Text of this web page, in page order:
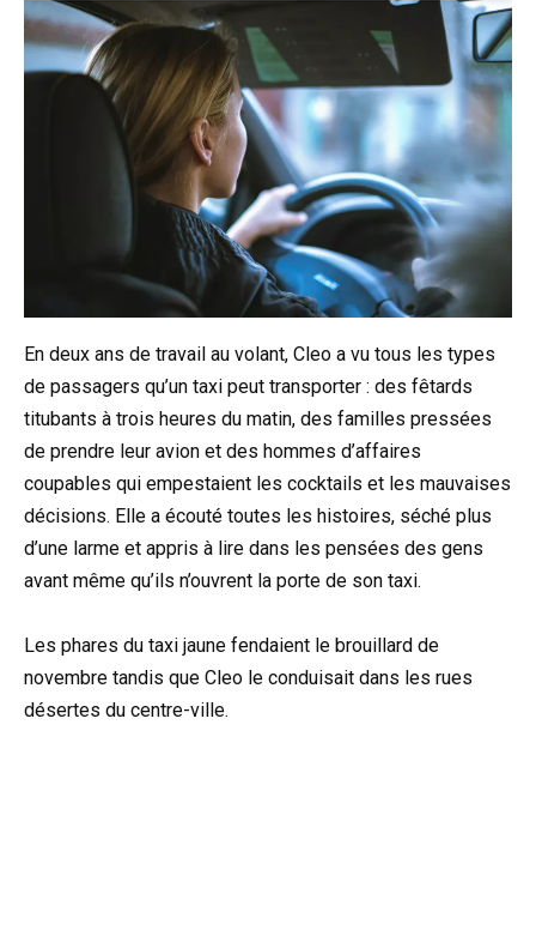
En deux ans de travail au volant, Cleo a vu tous les types
de passagers qu’un taxi peut transporter : des fêtards
titubants à trois heures du matin, des familles pressées
de prendre leur avion et des hommes d’affaires
coupables qui empestaient les cocktails et les mauvaises
décisions. Elle a écouté toutes les histoires, séché plus
d’une larme et appris à lire dans les pensées des gens
avant même qu’ils n’ouvrent la porte de son taxi.
Les phares du taxi jaune fendaient le brouillard de
novembre tandis que Cleo le conduisait dans les rues
désertes du centre-ville.